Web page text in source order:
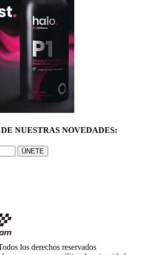
los derechos reservados
uso, normas y política de privacidad.